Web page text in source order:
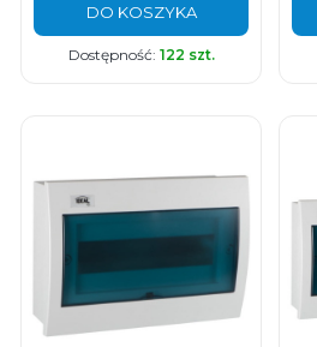
DO KOSZYKA
Dostępność: 122 szt.